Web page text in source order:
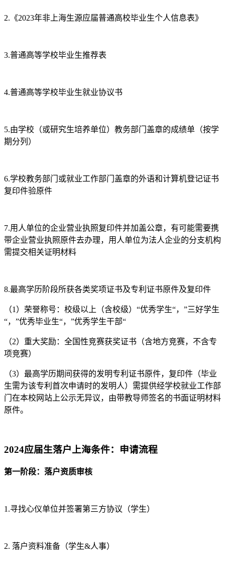
2.《2023年非上海生源应届普通高校毕业生个人信息表》
3.普通高等学校毕业生推荐表
4.普通高等学校毕业生就业协议书
5.由学校（或研究生培养单位）教务部门盖章的成绩单（按学
期分列）
6.学校教务部门或就业工作部门盖章的外语和计算机登记证书
复印件验原件
7.用人单位的企业营业执照复印件并加盖公章，有可能需要携
带企业营业执照原件去办理，用人单位为法人企业的分支机构
需提交相关证明材料
8.最高学历阶段所获各类奖项证书及专利证书原件及复印件
（1）荣誉称号：校级以上（含校级）“优秀学生“，”三好学生
“，”优秀毕业生“，”优秀学生干部“
（2）重大奖励：全国性竞赛获奖证书（含地方竞赛，不含专
项竞赛）
（3）最高学历期间获得的发明专利证书原件，复印件（毕业
生需为该专利首次申请时的发明人）需提供经学校就业工作部
门在本校网站上公示无异议，由带教导师签名的书面证明材料
原件。
2024应届生落户上海条件：申请流程
第一阶段：落户资质审核
1.寻找心仪单位并签署第三方协议（学生）
2. 落户资料准备（学生&人事）